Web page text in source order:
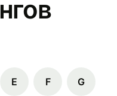
E F G